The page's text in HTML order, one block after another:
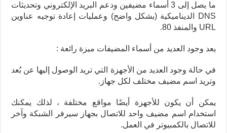
ما يصل إلى 3 أسماء مضيفين ودعم البريد الإلكتروني وتحديثات
DNS الديناميكية (بشكل واضح) وعمليات إعادة توجيه عناوين
URL والمنفذ 80.
يعد وجود العديد من أسماء المضيفات ميزة رائعة :
في حالة وجود العديد من الأجهزة التي تريد الوصول إليها عن بُعد
وتريد اسم مضيف مختلف لكل جهاز.
يمكن أن يكون للأجهزة أيضًا مواقع مختلفة ، لذلك يمكنك
استخدام اسم مضيف واحد للاتصال بجهاز سيرفر الشبكة وآخر
للاتصال بالكمبيوتر في العمل.